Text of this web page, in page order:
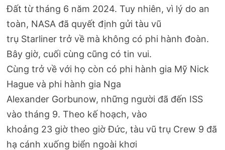
Đất từ tháng 6 năm 2024. Tuy nhiên, vì lý do an
toàn, NASA đã quyết định gửi tàu vũ
trụ Starliner trở về mà không có phi hành đoàn.
Bây giờ, cuối cùng cũng có tin vui.
Cùng trở về với họ còn có phi hành gia Mỹ Nick
Hague và phi hành gia Nga
Alexander Gorbunow, những người đã đến ISS
vào tháng 9. Theo kế hoạch, vào
khoảng 23 giờ theo giờ Đức, tàu vũ trụ Crew 9 đã
hạ cánh xuống biển ngoài khơi